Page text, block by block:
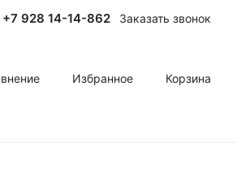
+7 928 14-14-862 Заказать звонок
Избранное Корзина